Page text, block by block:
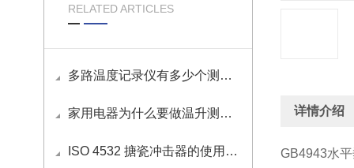
RELATED ARTICLES
多路温度记录仪有多少个测试通道？
家用电器为什么要做温升测试？
ISO 4532 搪瓷冲击器的使用方法
详情介绍
GB4943水